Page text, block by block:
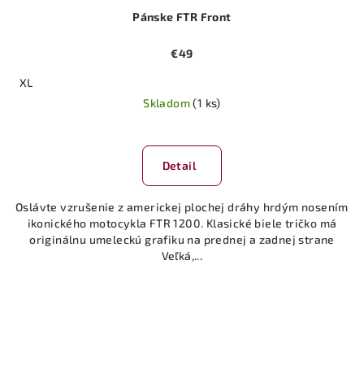
Pánske FTR Front
€49
XL
Skladom(1 ks)
Detail
Oslávte vzrušenie z americkej plochej dráhy hrdým nosením
ikonického motocykla FTR 1200. Klasické biele tričko má
originálnu umeleckú grafiku na prednej a zadnej strane
Veľká,...